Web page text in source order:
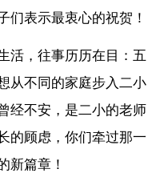
们表示最衷心的祝贺！
活，往事历历在目：五
从不同的家庭步入二小
经不安，是二小的老师
的顾虑，你们牵过那一
新篇章！